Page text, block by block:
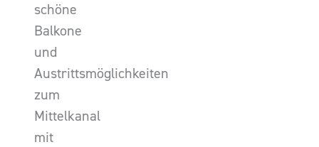
schöne
Balkone
und
Austrittsmöglichkeiten
zum
Mittelkanal
mit